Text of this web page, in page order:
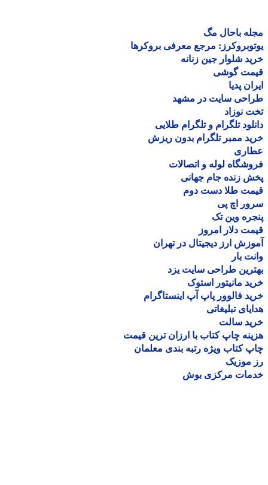
باحال مگ
مرجع معرفی بروکرها
شلوار جین زنانه
گوشی
پدیا
سایت در مشهد
نوزاد
تلگرام و تلگرام طلایی
ممبر تلگرام بدون ریزش
لوله و اتصالات
زنده جام جهانی
طلا دست دوم
اچ پی
وین تک
دلار امروز
ارز دیجیتال در تهران
بار
طراحی سایت یزد
مانیتور استوک
فالوور پاپ آپ اینستاگرام
تبلیغاتی
سالت
چاپ کتاب با ارزان ترین قیمت
کتاب ویژه رتبه بندی معلمان
موزیک
مرکزی بوش